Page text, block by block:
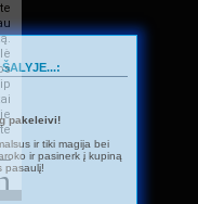
pakeleivi!
ir tiki magija bei
ir pasinerk į kupiną
pasaulį!